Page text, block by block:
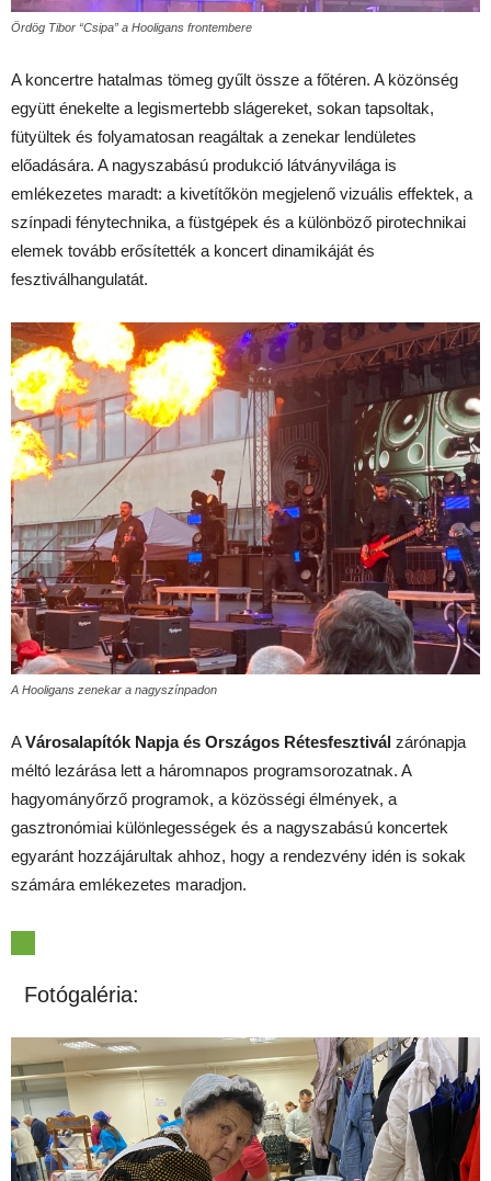
Ördög Tibor “Csipa” a Hooligans frontembere
A koncertre hatalmas tömeg gyűlt össze a főtéren. A közönség
együtt énekelte a legismertebb slágereket, sokan tapsoltak,
fütyültek és folyamatosan reagáltak a zenekar lendületes
előadására. A nagyszabású produkció látványvilága is
emlékezetes maradt: a kivetítőkön megjelenő vizuális effektek, a
színpadi fénytechnika, a füstgépek és a különböző pirotechnikai
elemek tovább erősítették a koncert dinamikáját és
fesztiválhangulatát.
A Hooligans zenekar a nagyszínpadon
AVárosalapítók Napja és Országos Rétesfesztivál zárónapja
méltó lezárása lett a háromnapos programsorozatnak. A
hagyományőrző programok, a közösségi élmények, a
gasztronómiai különlegességek és a nagyszabású koncertek
egyaránt hozzájárultak ahhoz, hogy a rendezvény idén is sokak
számára emlékezetes maradjon.
Fotógaléria: